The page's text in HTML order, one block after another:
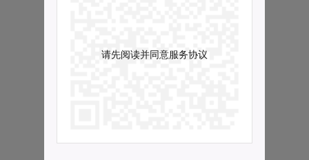
请先阅读并同意服务协议